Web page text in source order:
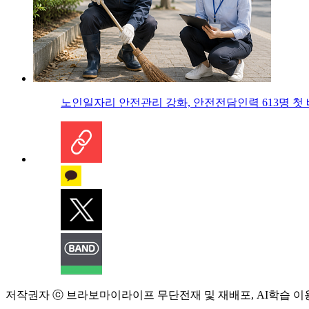
노인일자리 안전관리 강화, 안전전담인력 613명 첫
저작권자 ⓒ 브라보마이라이프 무단전재 및 재배포, AI학습 이